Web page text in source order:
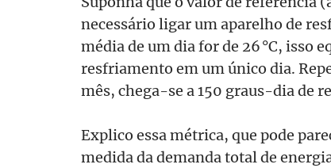
necessário ligar um aparelho de
média de um dia for de 26 °C, isso
resfriamento em um único dia.
mês, chega-se a 150 graus-dia de
Explico essa métrica, que pode
medida da demanda total de